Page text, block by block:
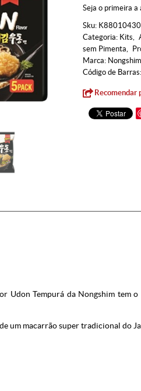
Seja o primeira a
Sku:
Categoria: Kits
sem Pimenta
Marca: Nongshim
Código de Barras:
Recomendar
Udon Tempurá da Nongshim tem
um macarrão super tradicional do